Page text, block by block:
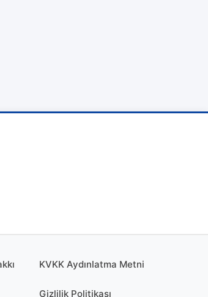
KVKK Aydınlatma Metni
Gizlilik Politikası